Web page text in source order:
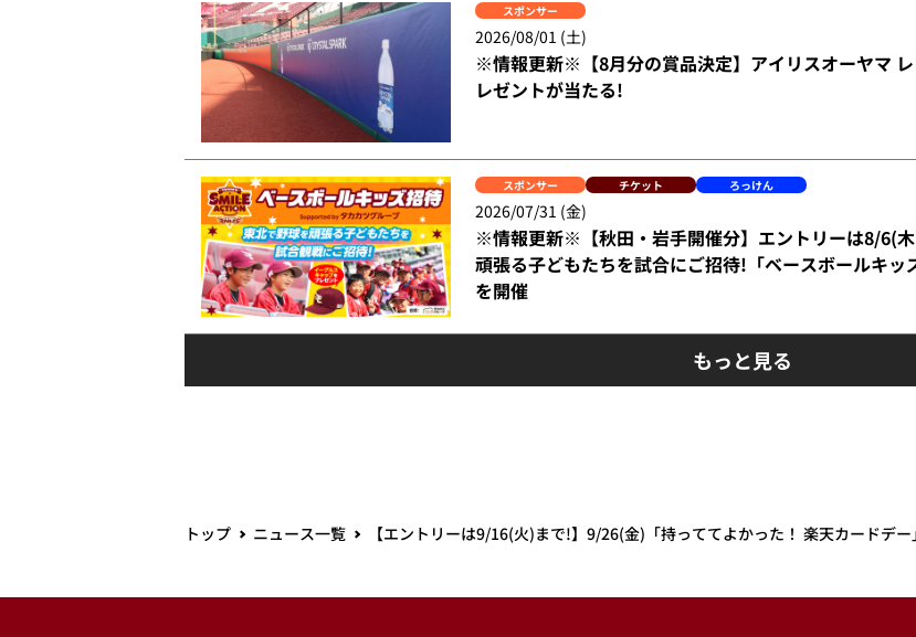
スポンサー
2026/08/01 (土)
※情報更新※【8月分の賞品決定】アイリスオーヤマ
レゼントが当たる!
スポンサー チケット ろっけん
2026/07/31 (金)
※情報更新※【秋田・岩手開催分】エントリーは8/6(
頑張る子どもたちを試合にご招待!「ベースボールキ
を開催
もっと見る
トップ ニュース一覧 【エントリーは9/16(火)まで!】9/26(金)「持っててよかった！ 楽天カードデ